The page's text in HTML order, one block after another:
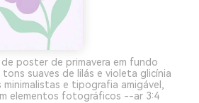
poster de primavera em fundo
suaves de lilás e violeta glicínia
e tipografia amigável,
elementos fotográficos --ar 3:4